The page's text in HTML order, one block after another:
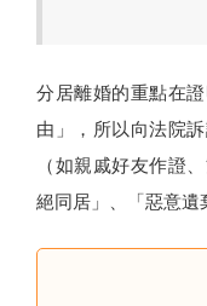
分居離婚的重點在
由」，所以向法院
（如親戚好友作證
絕同居」、「惡意遺